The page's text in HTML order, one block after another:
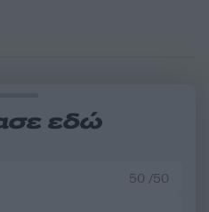
εδώ
50 /50